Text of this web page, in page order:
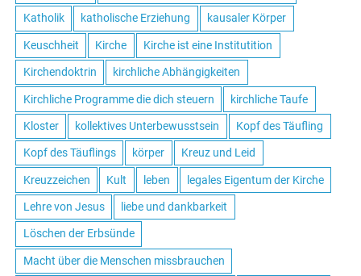
Katholik katholische Erziehung kausaler Körper
Keuschheit Kirche Kirche ist eine Institutition
Kirchendoktrin kirchliche Abhängigkeiten
Kirchliche Programme die dich steuern kirchliche Taufe
Kloster kollektives Unterbewusstsein Kopf des Täufling
Kopf des Täuflings körper Kreuz und Leid
Kreuzzeichen Kult leben legales Eigentum der Kirche
Lehre von Jesus liebe und dankbarkeit
Löschen der Erbsünde
Macht über die Menschen missbrauchen